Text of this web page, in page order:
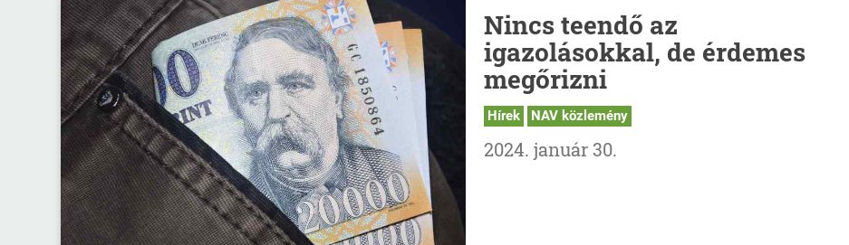
Nincs teendő az
igazolásokkal, de érdemes
megőrizni
Hírek NAV közlemény
2024. január 30.